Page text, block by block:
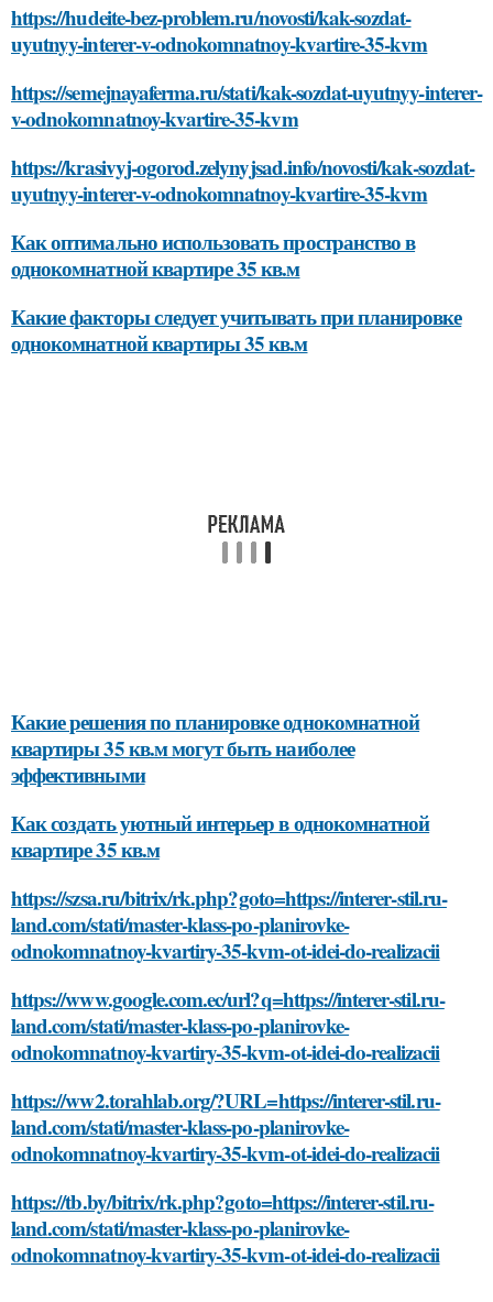
https://hudeite-bez-problem.ru/novosti/kak-sozdat-
uyutnyy-interer-v-odnokomnatnoy-kvartire-35-kvm
https://semejnayaferma.ru/stati/kak-sozdat-uyutnyy-interer-
v-odnokomnatnoy-kvartire-35-kvm
https://krasivyj-ogorod.zelynyjsad.info/novosti/kak-sozdat-
uyutnyy-interer-v-odnokomnatnoy-kvartire-35-kvm
Как оптимально использовать пространство в
однокомнатной квартире 35 кв.м
Какие факторы следует учитывать при планировке
однокомнатной квартиры 35 кв.м
Какие решения по планировке однокомнатной
квартиры 35 кв.м могут быть наиболее
эффективными
Как создать уютный интерьер в однокомнатной
квартире 35 кв.м
https://szsa.ru/bitrix/rk.php?goto=https://interer-stil.ru-
land.com/stati/master-klass-po-planirovke-
odnokomnatnoy-kvartiry-35-kvm-ot-idei-do-realizacii
https://www.google.com.ec/url?q=https://interer-stil.ru-
land.com/stati/master-klass-po-planirovke-
odnokomnatnoy-kvartiry-35-kvm-ot-idei-do-realizacii
https://ww2.torahlab.org/?URL=https://interer-stil.ru-
land.com/stati/master-klass-po-planirovke-
odnokomnatnoy-kvartiry-35-kvm-ot-idei-do-realizacii
https://tb.by/bitrix/rk.php?goto=https://interer-stil.ru-
land.com/stati/master-klass-po-planirovke-
odnokomnatnoy-kvartiry-35-kvm-ot-idei-do-realizacii